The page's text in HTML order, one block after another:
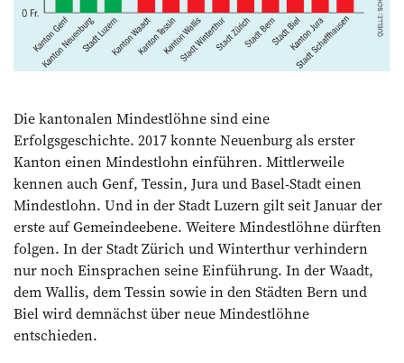
Die kantonalen Mindestlöhne sind eine
Erfolgsgeschichte. 2017 konnte Neuenburg als erster
Kanton einen Mindestlohn einführen. Mittlerweile
kennen auch Genf, Tessin, Jura und Basel-Stadt einen
Mindestlohn. Und in der Stadt Luzern gilt seit Januar der
erste auf Gemeindeebene. Weitere Mindestlöhne dürften
folgen. In der Stadt Zürich und Winterthur ver­hindern
nur noch Einsprachen seine Einführung. In der Waadt,
dem Wallis, dem Tessin sowie in den Städten Bern und
Biel wird demnächst über neue Mindestlöhne
entschieden.